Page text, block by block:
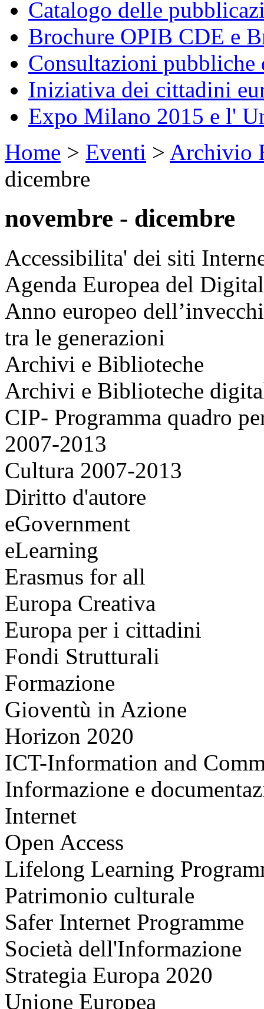
Catalogo delle
Brochure OPIB CDE e
Consultazioni pubbliche
Iniziativa dei cittadini
Expo Milano 2015 e l'
Home > Eventi > Archivio
dicembre
novembre - dicembre
Accessibilita' dei siti
Agenda Europea del
Anno europeo
tra le generazioni
Archivi e Biblioteche
Archivi e Biblioteche
CIP- Programma quadro
2007-2013
Cultura 2007-2013
Diritto d'autore
eGovernment
eLearning
Erasmus for all
Europa Creativa
Europa per i cittadini
Fondi Strutturali
Formazione
Gioventù in Azione
Horizon 2020
ICT-Information and
Informazione e
Internet
Open Access
Lifelong Learning
Patrimonio culturale
Safer Internet Programme
Società dell'Informazione
Strategia Europa 2020
Unione Europea